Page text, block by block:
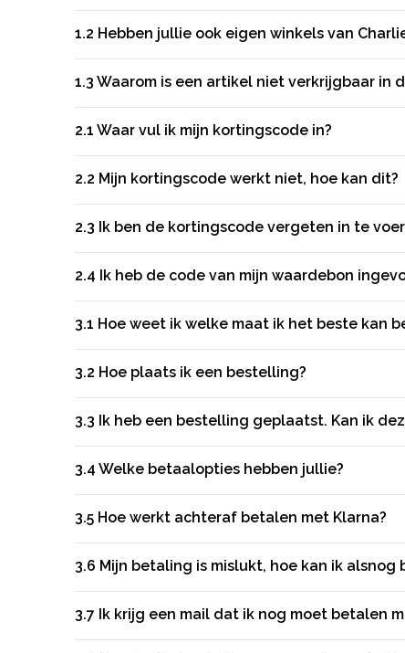
1.2 Hebben jullie ook eigen winkels van
1.3 Waarom is een artikel niet verkrijgbaar in
2.1 Waar vul ik mijn kortingscode in?
2.2 Mijn kortingscode werkt niet, hoe kan dit?
2.3 Ik ben de kortingscode vergeten in te
2.4 Ik heb de code van mijn waardebon
3.1 Hoe weet ik welke maat ik het beste kan
3.2 Hoe plaats ik een bestelling?
3.3 Ik heb een bestelling geplaatst. Kan ik
3.4 Welke betaalopties hebben jullie?
3.5 Hoe werkt achteraf betalen met Klarna?
3.6 Mijn betaling is mislukt, hoe kan ik alsnog
3.7 Ik krijg een mail dat ik nog moet betalen